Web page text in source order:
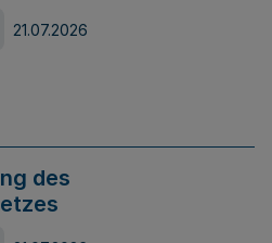
21.07.2026
des